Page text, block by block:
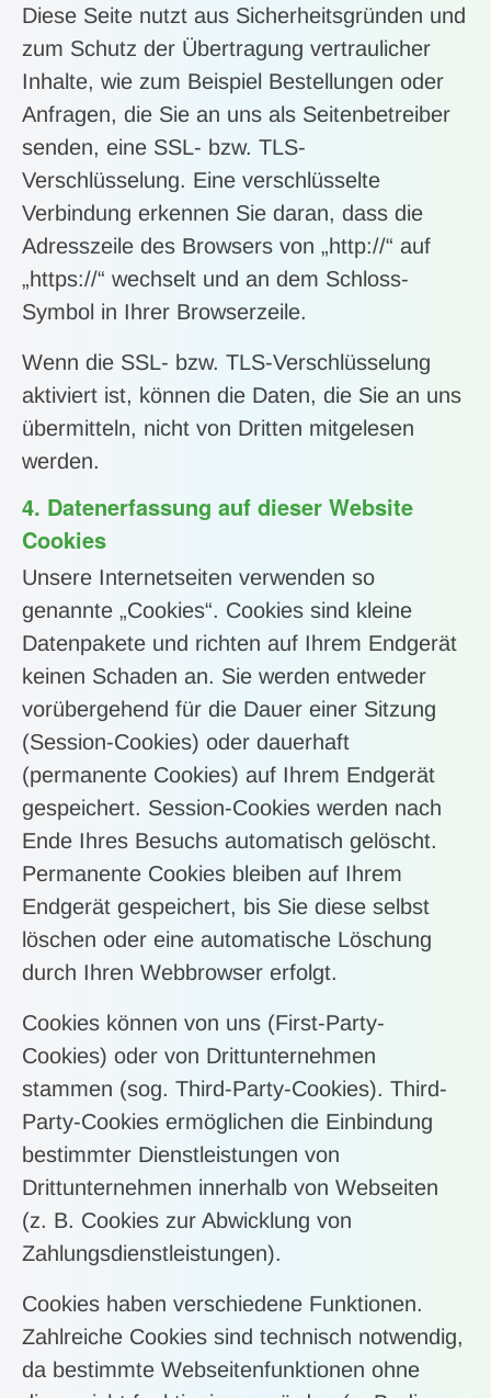
Diese Seite nutzt aus Sicherheitsgründen und
zum Schutz der Übertragung vertraulicher
Inhalte, wie zum Beispiel Bestellungen oder
Anfragen, die Sie an uns als Seitenbetreiber
senden, eine SSL- bzw. TLS-
Verschlüsselung. Eine verschlüsselte
Verbindung erkennen Sie daran, dass die
Adresszeile des Browsers von „http://“ auf
„https://“ wechselt und an dem Schloss-
Symbol in Ihrer Browserzeile.
Wenn die SSL- bzw. TLS-Verschlüsselung
aktiviert ist, können die Daten, die Sie an uns
übermitteln, nicht von Dritten mitgelesen
werden.
4. Datenerfassung auf dieser Website
Cookies
Unsere Internetseiten verwenden so
genannte „Cookies“. Cookies sind kleine
Datenpakete und richten auf Ihrem Endgerät
keinen Schaden an. Sie werden entweder
vorübergehend für die Dauer einer Sitzung
(Session-Cookies) oder dauerhaft
(permanente Cookies) auf Ihrem Endgerät
gespeichert. Session-Cookies werden nach
Ende Ihres Besuchs automatisch gelöscht.
Permanente Cookies bleiben auf Ihrem
Endgerät gespeichert, bis Sie diese selbst
löschen oder eine automatische Löschung
durch Ihren Webbrowser erfolgt.
Cookies können von uns (First-Party-
Cookies) oder von Drittunternehmen
stammen (sog. Third-Party-Cookies). Third-
Party-Cookies ermöglichen die Einbindung
bestimmter Dienstleistungen von
Drittunternehmen innerhalb von Webseiten
(z. B. Cookies zur Abwicklung von
Zahlungsdienstleistungen).
Cookies haben verschiedene Funktionen.
Zahlreiche Cookies sind technisch notwendig,
da bestimmte Webseitenfunktionen ohne